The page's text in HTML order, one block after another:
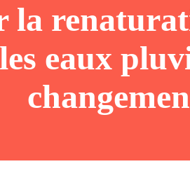
la
eaux